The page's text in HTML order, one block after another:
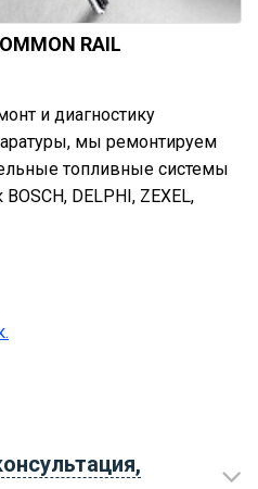
RAIL
и диагностику
мы ремонтируем
топливные системы
DELPHI, ZEXEL,